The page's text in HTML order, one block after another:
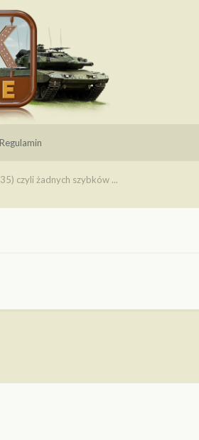
Regulamin
czyli żadnych szybków ...